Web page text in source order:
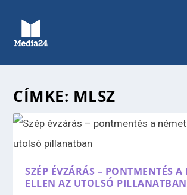
CÍMKE: MLSZ
SZÉP ÉVZÁRÁS – PONTMENTÉS A
ELLEN AZ UTOLSÓ PILLANATBAN